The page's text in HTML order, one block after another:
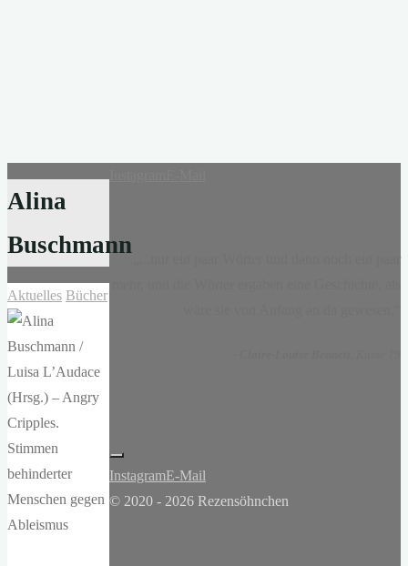
Alina
Buschmann
Aktuelles Bücher
InstagramE-Mail
© 2020 - 2026 Rezensöhnchen